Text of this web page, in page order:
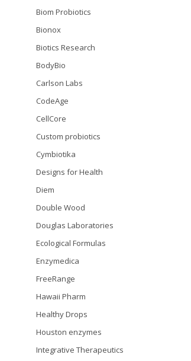
Biom Probiotics
Bionox
Biotics Research
BodyBio
Carlson Labs
CodeAge
CellCore
Custom probiotics
Cymbiotika
Designs for Health
Diem
Double Wood
Douglas Laboratories
Ecological Formulas
Enzymedica
FreeRange
Hawaii Pharm
Healthy Drops
Houston enzymes
Integrative Therapeutics